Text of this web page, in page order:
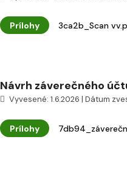
Prílohy 3ca2b_Scan
Návrh záverečného
Vyvesené: 1.6.2026 | Dátum
Prílohy